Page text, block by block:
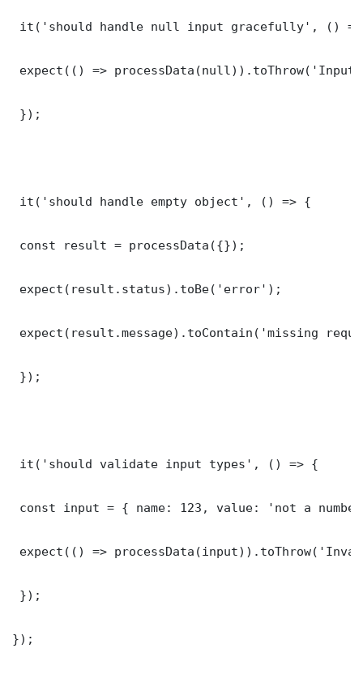
it('should handle null input gracefully', ()
expect(() =>
});
it('should handle empty object', () => {
const result = processData({});
expect(result.status).toBe('error');
expect(result.message).toContain('missing
});
it('should validate input types', () => {
const input = { name: 123, value: 'not a
expect(() =>
});
});